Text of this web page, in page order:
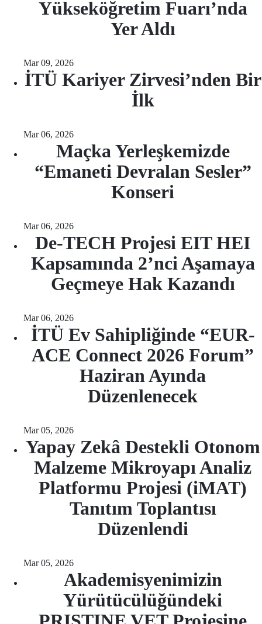
Yükseköğretim Fuarı’nda
Yer Aldı
Mar 09, 2026
İTÜ Kariyer Zirvesi’nden Bir
İlk
Mar 06, 2026
Maçka Yerleşkemizde
“Emaneti Devralan Sesler”
Konseri
Mar 06, 2026
De-TECH Projesi EIT HEI
Kapsamında 2’nci Aşamaya
Geçmeye Hak Kazandı
Mar 06, 2026
İTÜ Ev Sahipliğinde “EUR-
ACE Connect 2026 Forum”
Haziran Ayında
Düzenlenecek
Mar 05, 2026
Yapay Zekâ Destekli Otonom
Malzeme Mikroyapı Analiz
Platformu Projesi (iMAT)
Tanıtım Toplantısı
Düzenlendi
Mar 05, 2026
Akademisyenimizin
Yürütücülüğündeki